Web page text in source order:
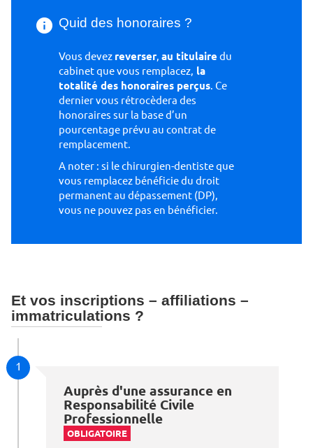
Quid des honoraires ?
Vous devez reverser, au titulaire du
cabinet que vous remplacez, la
totalité des honoraires perçus. Ce
dernier vous rétrocèdera des
honoraires sur la base d’un
pourcentage prévu au contrat de
remplacement.
A noter : si le chirurgien-dentiste que
vous remplacez bénéficie du droit
permanent au dépassement (DP),
vous ne pouvez pas en bénéficier.
Et vos inscriptions – affiliations –
immatriculations ?
1
Auprès d'une assurance en
Responsabilité Civile
Professionnelle
OBLIGATOIRE